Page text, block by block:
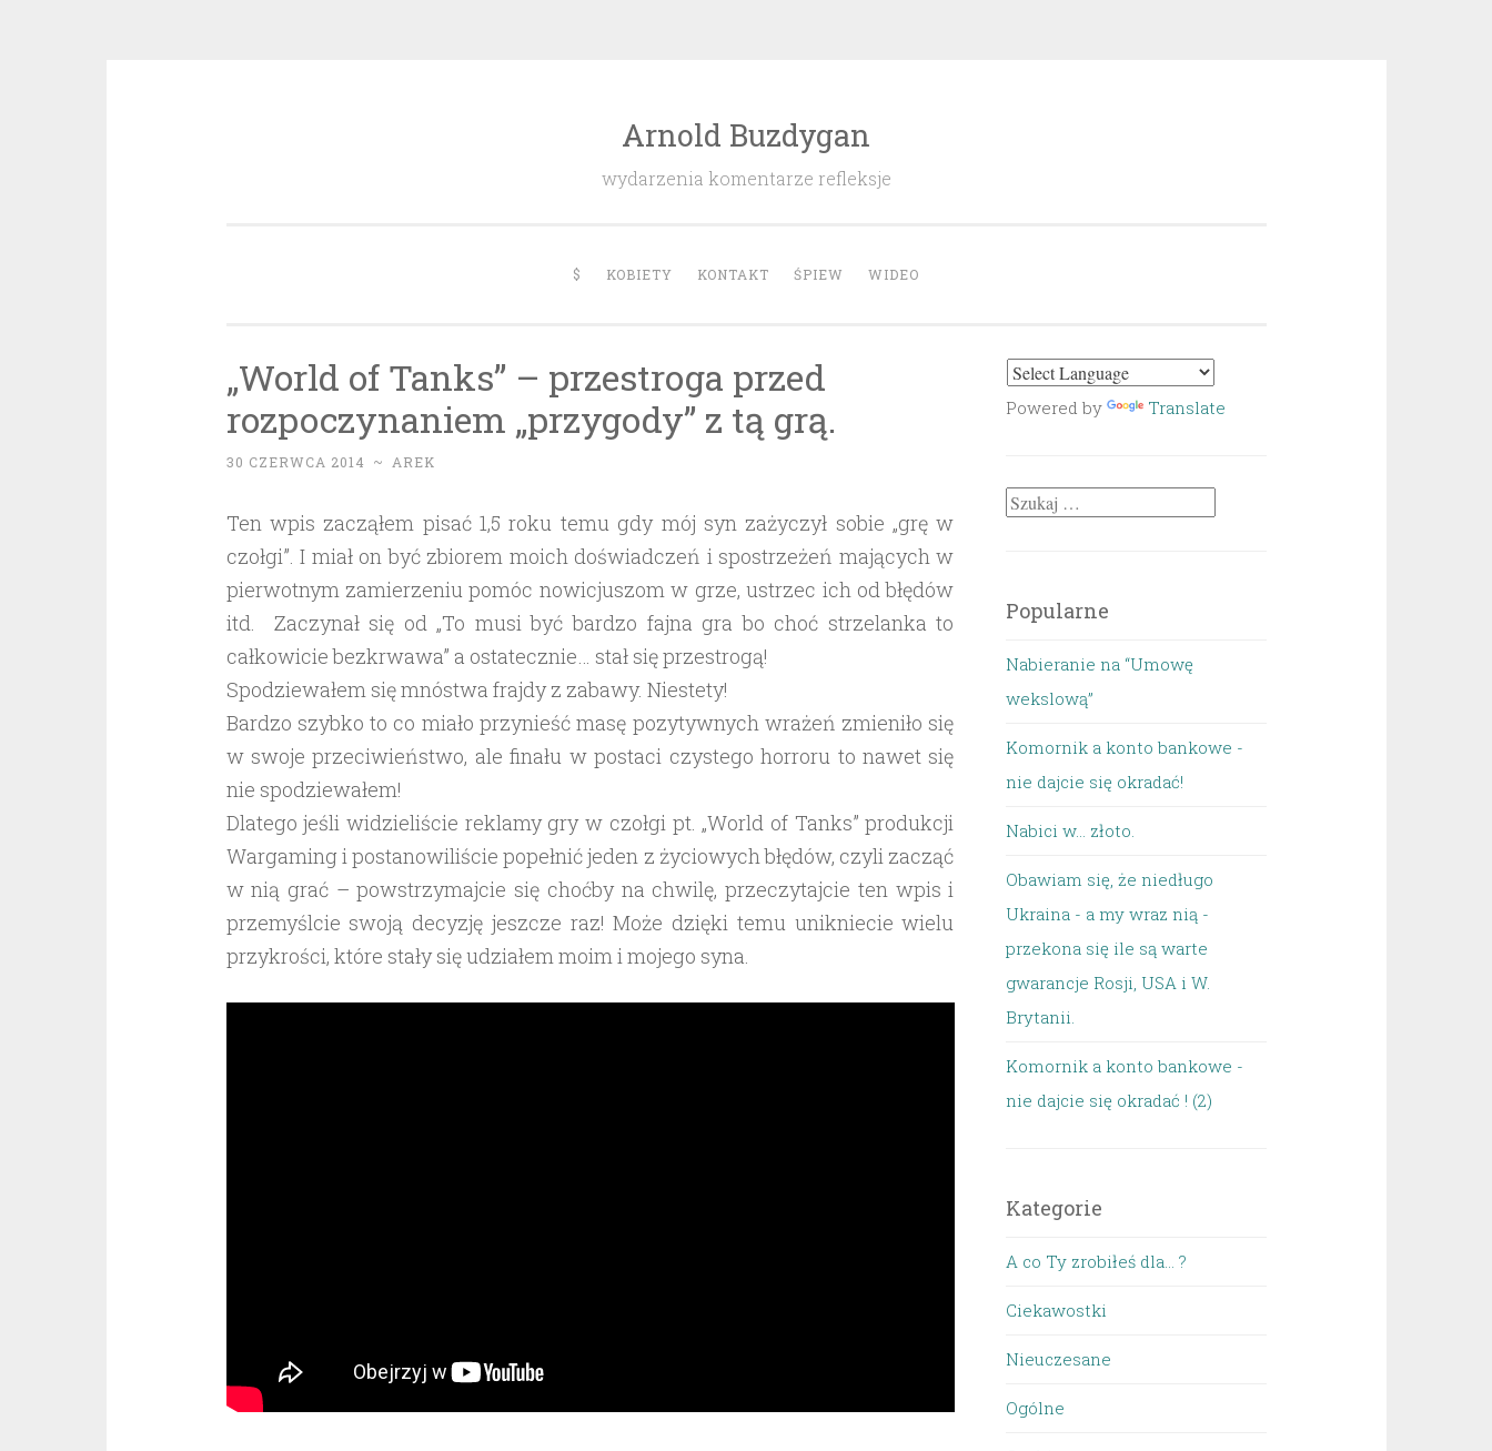
Arnold Buzdygan
wydarzenia komentarze refleksje
$ KOBIETY KONTAKT ŚPIEW WIDEO
„World of Tanks” – przestroga przed
rozpoczynaniem „przygody” z tą grą.
30 CZERWCA 2014 ~ AREK
Ten wpis zacząłem pisać 1,5 roku temu gdy mój syn zażyczył sobie „grę w
czołgi”. I miał on być zbiorem moich doświadczeń i spostrzeżeń mających w
pierwotnym zamierzeniu pomóc nowicjuszom w grze, ustrzec ich od błędów
itd. Zaczynał się od „To musi być bardzo fajna gra bo choć strzelanka to
całkowicie bezkrwawa” a ostatecznie… stał się przestrogą!
Spodziewałem się mnóstwa frajdy z zabawy. Niestety!
Bardzo szybko to co miało przynieść masę pozytywnych wrażeń zmieniło się
w swoje przeciwieństwo, ale finału w postaci czystego horroru to nawet się
nie spodziewałem!
Dlatego jeśli widzieliście reklamy gry w czołgi pt. „World of Tanks” produkcji
Wargaming i postanowiliście popełnić jeden z życiowych błędów, czyli zacząć
w nią grać – powstrzymajcie się choćby na chwilę, przeczytajcie ten wpis i
przemyślcie swoją decyzję jeszcze raz! Może dzięki temu unikniecie wielu
przykrości, które stały się udziałem moim i mojego syna.
Powered by Translate
Szukaj:
Popularne
Nabieranie na “Umowę
wekslową”
Komornik a konto bankowe -
nie dajcie się okradać!
Nabici w... złoto.
Obawiam się, że niedługo
Ukraina - a my wraz nią -
przekona się ile są warte
gwarancje Rosji, USA i W.
Brytanii.
Komornik a konto bankowe -
nie dajcie się okradać ! (2)
Kategorie
A co Ty zrobiłeś dla… ?
Ciekawostki
Nieuczesane
Ogólne